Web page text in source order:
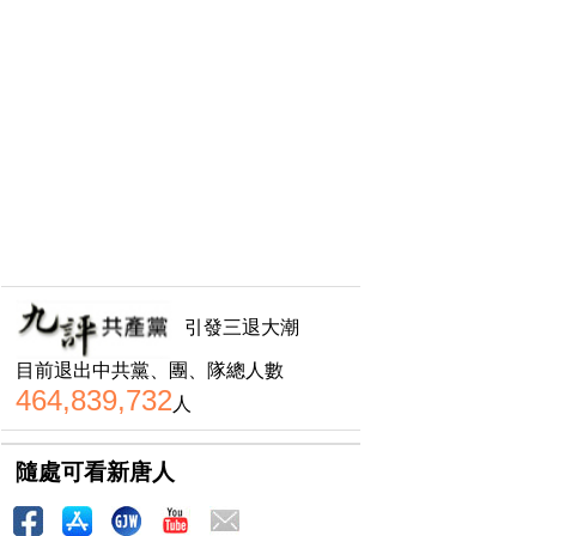
引發三退大潮
目前退出中共黨、團、隊總人數
464,839,732 人
隨處可看新唐人